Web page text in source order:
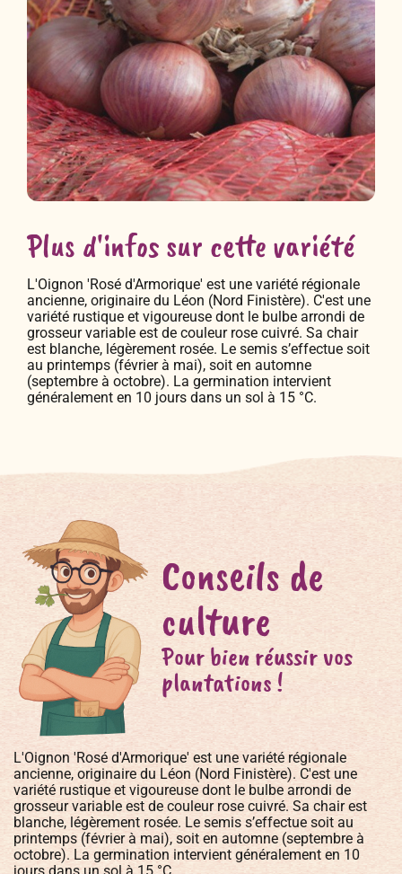
Plus d'infos sur cette variété
L'Oignon 'Rosé d'Armorique' est une variété régionale
ancienne, originaire du Léon (Nord Finistère). C'est une
variété rustique et vigoureuse dont le bulbe arrondi de
grosseur variable est de couleur rose cuivré. Sa chair
est blanche, légèrement rosée. Le semis s’effectue soit
au printemps (février à mai), soit en automne
(septembre à octobre). La germination intervient
généralement en 10 jours dans un sol à 15 °C.
Conseils de
culture
Pour bien réussir vos
plantations !
L'Oignon 'Rosé d'Armorique' est une variété régionale
ancienne, originaire du Léon (Nord Finistère). C'est une
variété rustique et vigoureuse dont le bulbe arrondi de
grosseur variable est de couleur rose cuivré. Sa chair est
blanche, légèrement rosée. Le semis s’effectue soit au
printemps (février à mai), soit en automne (septembre à
octobre). La germination intervient généralement en 10